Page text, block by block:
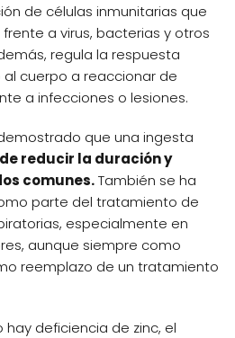
de células inmunitarias que
a virus, bacterias y otros
regula la respuesta
cuerpo a reaccionar de
a infecciones o lesiones.
que una ingesta
reducir la duración y
comunes.También se ha
parte del tratamiento de
especialmente en
aunque siempre como
reemplazo de un tratamiento
hay deficiencia de zinc, el